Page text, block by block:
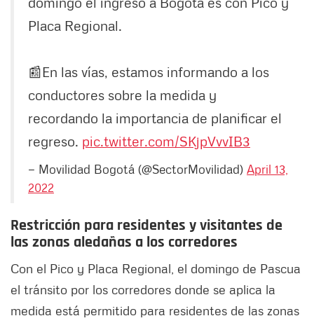
Placa Regional.
📰En las vías, estamos informando a los
conductores sobre la medida y
recordando la importancia de planificar el
regreso. pic.twitter.com/SKjpVvvIB3
— Movilidad Bogotá (@SectorMovilidad) April 13,
2022
Restricción para residentes y visitantes de
las zonas aledañas a los corredores
Con el Pico y Placa Regional, el domingo de Pascua
el tránsito por los corredores donde se aplica la
medida está permitido para residentes de las zonas